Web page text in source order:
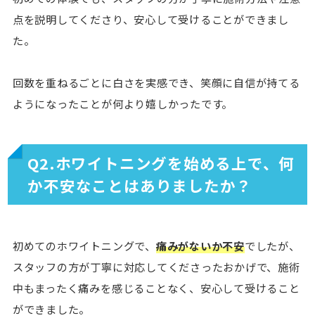
点を説明してくださり、安心して受けることができまし
た。
回数を重ねるごとに白さを実感でき、笑顔に自信が持てる
ようになったことが何より嬉しかったです。
Q2.ホワイトニングを始める上で、何
か不安なことはありましたか？
初めてのホワイトニングで、 痛みがないか不安でしたが、
スタッフの方が丁寧に対応してくださったおかげで、施術
中もまったく痛みを感じることなく、安心して受けること
ができました。